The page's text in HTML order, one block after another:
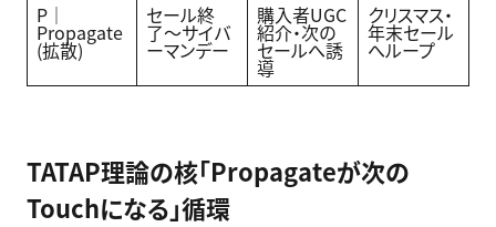
P｜
Propagate
(拡散)
セール終
了〜サイバ
ーマンデー
購入者UGC
紹介・次の
セールへ誘
導
クリスマス・
年末セール
へループ
TATAP理論の核「Propagateが次の
Touchになる」循環